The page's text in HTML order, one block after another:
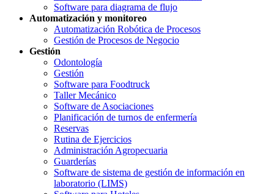
Software para diagrama de flujo
Automatización y monitoreo
Automatización Robótica de Procesos
Gestión de Procesos de Negocio
Gestión
Odontología
Gestión
Software para Foodtruck
Taller Mecánico
Software de Asociaciones
Planificación de turnos de enfermería
Reservas
Rutina de Ejercicios
Administración Agropecuaria
Guarderías
Software de sistema de gestión de información en
laboratorio (LIMS)